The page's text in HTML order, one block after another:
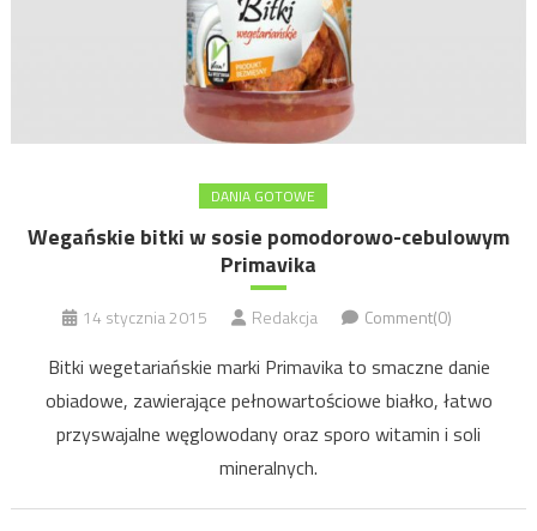
DANIA GOTOWE
Wegańskie bitki w sosie pomodorowo-cebulowym
Primavika
14 stycznia 2015 Redakcja Comment(0)
Bitki wegetariańskie marki Primavika to smaczne danie
obiadowe, zawierające pełnowartościowe białko, łatwo
przyswajalne węglowodany oraz sporo witamin i soli
mineralnych.